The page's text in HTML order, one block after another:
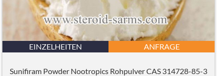
EINZELHEITEN ANFRAGE
Sunifiram Powder Nootropics Rohpulver CAS 314728-85-3